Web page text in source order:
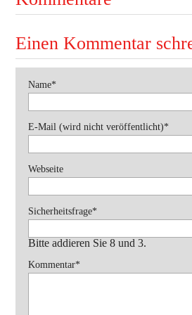
Bewerbe
Einsätze
Jugend
Einen Kommentar
Pflichtfeld
Name*
Pflichtfeld
E-Mail (wird nicht veröffentlicht)*
Webseite
Pflichtfeld
Sicherheitsfrage*
Bitte addieren Sie 8 und 3.
Pflichtfeld
Kommentar*